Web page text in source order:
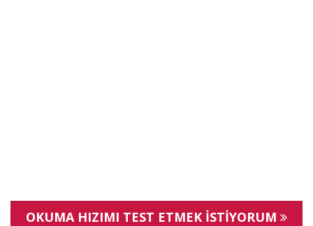
OKUMA HIZIMI TEST ETMEK İSTİYORUM